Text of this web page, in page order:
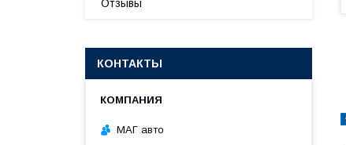
Отзывы
КОНТАКТЫ
МАГ авто